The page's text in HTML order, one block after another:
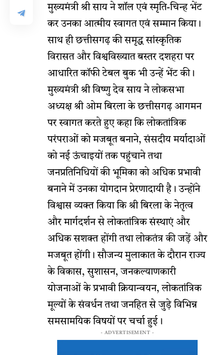
मुख्यमंत्री श्री साय ने शॉल एवं स्मृति-चिन्ह भेंट
कर उनका आत्मीय स्वागत एवं सम्मान किया।
साथ ही छत्तीसगढ़ की समृद्ध सांस्कृतिक
विरासत और विश्वविख्यात बस्तर दशहरा पर
आधारित कॉफी टेबल बुक भी उन्हें भेंट की।
मुख्यमंत्री श्री विष्णु देव साय ने लोकसभा
अध्यक्ष श्री ओम बिरला के छत्तीसगढ़ आगमन
पर स्वागत करते हुए कहा कि लोकतांत्रिक
परंपराओं को मजबूत बनाने, संसदीय मर्यादाओं
को नई ऊंचाइयों तक पहुंचाने तथा
जनप्रतिनिधियों की भूमिका को अधिक प्रभावी
बनाने में उनका योगदान प्रेरणादायी है। उन्होंने
विश्वास व्यक्त किया कि श्री बिरला के नेतृत्व
और मार्गदर्शन से लोकतांत्रिक संस्थाएं और
अधिक सशक्त होंगी तथा लोकतंत्र की जड़ें और
मजबूत होंगी। सौजन्य मुलाकात के दौरान राज्य
के विकास, सुशासन, जनकल्याणकारी
योजनाओं के प्रभावी क्रियान्वयन, लोकतांत्रिक
मूल्यों के संवर्धन तथा जनहित से जुड़े विभिन्न
समसामयिक विषयों पर चर्चा हुई।
- ADVERTISEMENT -